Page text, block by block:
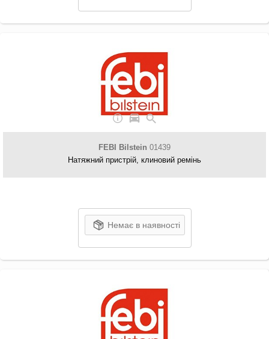
FEBI Bilstein 01439
Натяжний пристрій, клиновий ремінь
Немає в наявності